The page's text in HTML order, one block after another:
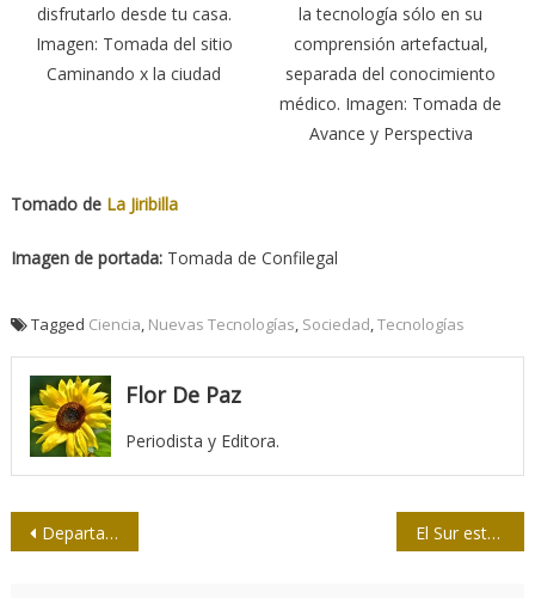
disfrutarlo desde tu casa.
Imagen: Tomada del sitio
Caminando x la ciudad
la tecnología sólo en su
comprensión artefactual,
separada del conocimiento
médico. Imagen: Tomada de
Avance y Perspectiva
Tomado de La Jiribilla
Imagen de portada:Tomada de Confilegal
Tagged Ciencia, Nuevas Tecnologías, Sociedad,Tecnologías
Flor De Paz
Periodista y Editora.
Navegación
Departamento de Justicia de EE. UU. demanda a Google El Sur está en La Habana